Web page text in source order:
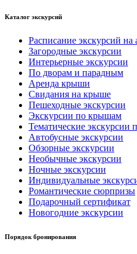
Каталог экскурсий
Расписание экскурсий на
Загородные экскурсии
Интерьерные экскурсии
По дворам и парадным
Аренда крыши
Свидания на крыше
Пешеходные экскурсии
Экскурсии по крышам
Тематические экскурсии
Автобусные экскурсии
Обзорные экскурсии
Необычные экскурсии
Ночные экскурсии
Индивидуальные
Романтические сюрпризы
Подарочный сертификат
Новогодние экскурсии
Порядок бронирования